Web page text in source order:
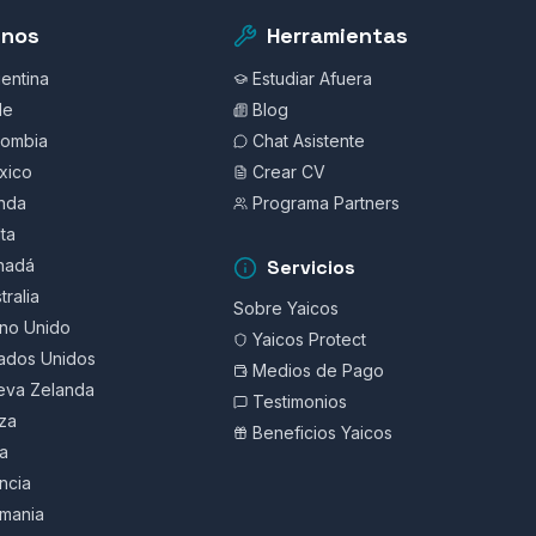
Unido
Unidos
Zelanda
Herramientas
Estudiar Afuera
Blog
Chat Asistente
Crear CV
Programa Partners
Servicios
Sobre Yaicos
Yaicos Protect
Medios de Pago
Testimonios
Beneficios Yaicos